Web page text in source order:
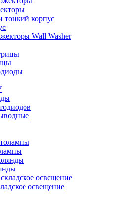
тонкий корпус
Wall Washer
освещение